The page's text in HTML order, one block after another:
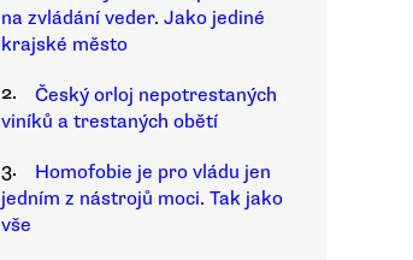
na zvládání veder. Jako jediné
krajské město
2.
Český orloj nepotrestaných
viníků a trestaných obětí
3.
Homofobie je pro vládu jen
jedním z nástrojů moci. Tak jako
vše